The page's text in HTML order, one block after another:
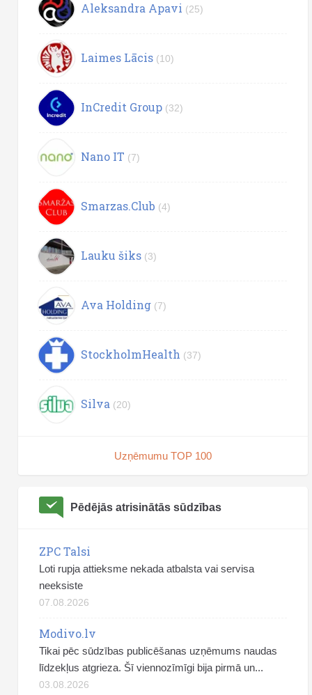
Aleksandra Apavi (25)
Laimes Lācis (10)
InCredit Group (32)
Nano IT (7)
Smarzas.Club (4)
Lauku šiks (3)
Ava Holding (7)
StockholmHealth (37)
Silva (20)
Uzņēmumu TOP 100
Pēdējās atrisinātās sūdzības
ZPC Talsi
Loti rupja attieksme nekada atbalsta vai servisa
neeksiste
07.08.2026
Modivo.lv
Tikai pēc sūdzības publicēšanas uzņēmums naudas
līdzekļus atgrieza. Šī viennozīmīgi bija pirmā un...
03.08.2026